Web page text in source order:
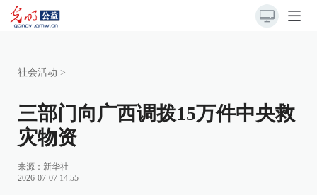
社会活动 >
三部门向广西调拨15万件中央救
灾物资
来源： 新华社
2026-07-07 14:55